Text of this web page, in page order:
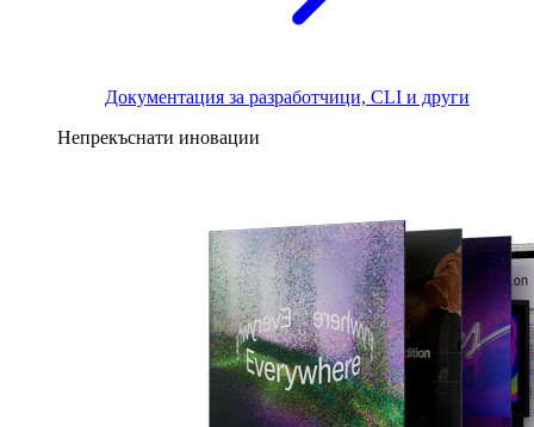
Документация за разработчици, CLI и други
Непрекъснати иновации